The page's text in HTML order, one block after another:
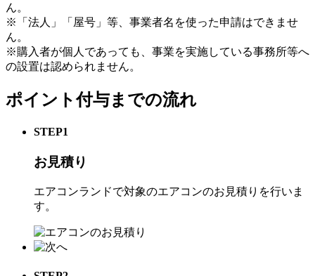
ん。
※「法人」「屋号」等、事業者名を使った申請はできませ
ん。
※購入者が個人であっても、事業を実施している事務所等へ
の設置は認められません。
ポイント付与までの流れ
STEP1
お見積り
エアコンランドで対象のエアコンのお見積りを行いま
す。